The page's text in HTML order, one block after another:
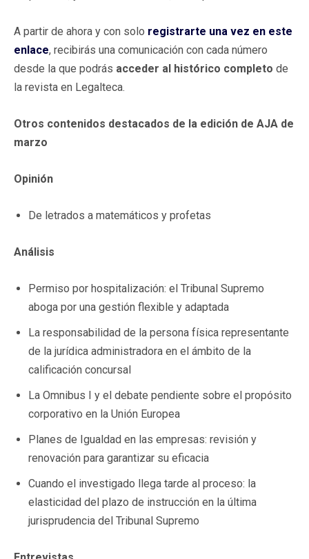
A partir de ahora y con solo registrarte una vez en este
enlace, recibirás una comunicación con cada número
desde la que podrás acceder al histórico completo de
la revista en Legalteca.
Otros contenidos destacados de la edición de AJA de
marzo
Opinión
De letrados a matemáticos y profetas
Análisis
Permiso por hospitalización: el Tribunal Supremo
aboga por una gestión flexible y adaptada
La responsabilidad de la persona física representante
de la jurídica administradora en el ámbito de la
calificación concursal
La Omnibus I y el debate pendiente sobre el propósito
corporativo en la Unión Europea
Planes de Igualdad en las empresas: revisión y
renovación para garantizar su eficacia
Cuando el investigado llega tarde al proceso: la
elasticidad del plazo de instrucción en la última
jurisprudencia del Tribunal Supremo